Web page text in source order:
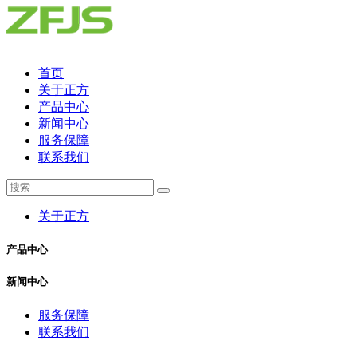
首页
关于正方
产品中心
新闻中心
服务保障
联系我们
关于正方
产品中心
新闻中心
服务保障
联系我们